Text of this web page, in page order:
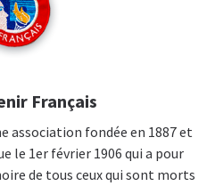
Français
association fondée en 1887 et
le 1er février 1906 qui a pour
de tous ceux qui sont morts